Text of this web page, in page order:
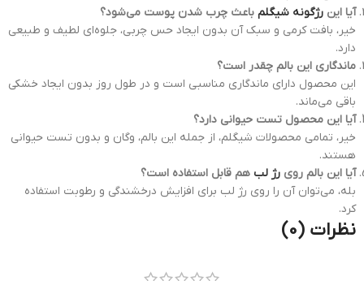
آیا این رژگونه شیگلم باعث چرب شدن پوست می‌شود؟
خیر، بافت کرمی و سبک آن بدون ایجاد حس چربی، جلوه‌ای لطیف و طبیعی
دارد.
ماندگاری این بالم چقدر است؟
این محصول دارای ماندگاری مناسبی است و در طول روز بدون ایجاد خشکی
باقی می‌ماند.
آیا این محصول تست حیوانی دارد؟
خیر، تمامی محصولات شیگلم، از جمله این بالم، وگان و بدون تست حیوانی
هستند.
آیا این بالم روی رژ لب هم قابل استفاده است؟
بله، می‌توان آن را روی رژ لب برای افزایش درخشندگی و رطوبت استفاده
کرد.
نظرات (0)